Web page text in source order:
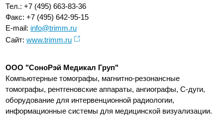
Тел.: +7 (495) 663-83-36
Факс: +7 (495) 642-95-15
E-mail: info@trimm.ru
Сайт:www.trimm.ru
ООО "СоноРэй Медикал Груп"
Компьютерные томографы, магнитно-резонансные
томографы, рентгеновские аппараты, ангиографы, С-дуги,
оборудование для интервенционной радиологии,
информационные системы для медицинской визуализации.